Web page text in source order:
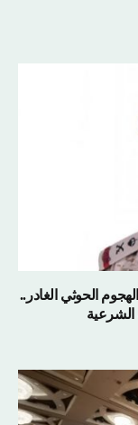
الحوثي الغادر..
الشرعية